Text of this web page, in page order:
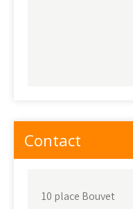
Contact
10 place Bouvet